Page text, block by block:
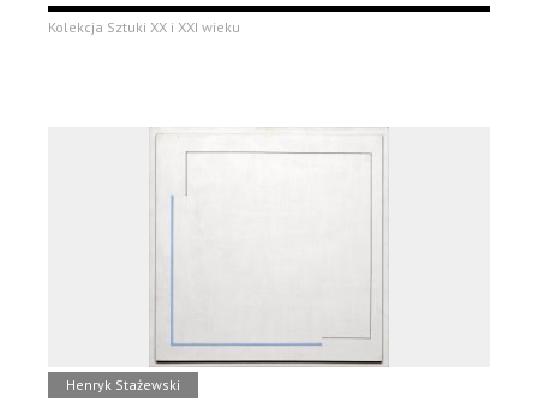
Kolekcja Sztuki XX i XXI wieku
Henryk Stażewski